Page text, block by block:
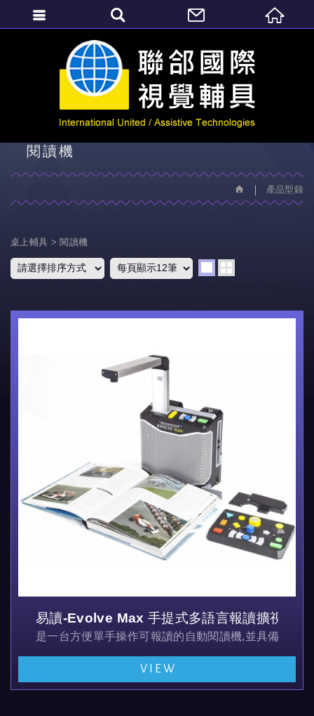
產品型錄
閱讀機
產品型錄
桌上輔具 閱讀機
易讀-Evolve Max 手提式多語言報讀擴視機
是一台方便單手操作可報讀的自動閱讀機,並具備擴視
是一台兩用的機型
VIEW